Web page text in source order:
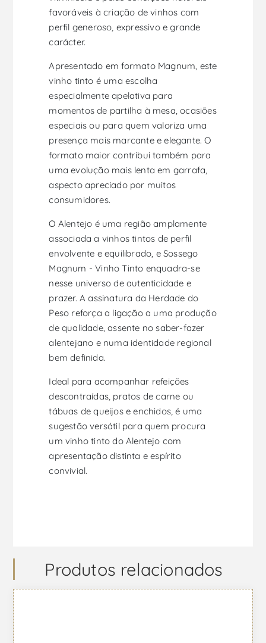
favoráveis à criação de vinhos com
perfil generoso, expressivo e grande
carácter.
Apresentado em formato Magnum, este
vinho tinto é uma escolha
especialmente apelativa para
momentos de partilha à mesa, ocasiões
especiais ou para quem valoriza uma
presença mais marcante e elegante. O
formato maior contribui também para
uma evolução mais lenta em garrafa,
aspecto apreciado por muitos
consumidores.
O Alentejo é uma região amplamente
associada a vinhos tintos de perfil
envolvente e equilibrado, e Sossego
Magnum - Vinho Tinto enquadra-se
nesse universo de autenticidade e
prazer. A assinatura da Herdade do
Peso reforça a ligação a uma produção
de qualidade, assente no saber-fazer
alentejano e numa identidade regional
bem definida.
Ideal para acompanhar refeições
descontraídas, pratos de carne ou
tábuas de queijos e enchidos, é uma
sugestão versátil para quem procura
um vinho tinto do Alentejo com
apresentação distinta e espírito
convivial.
Produtos relacionados